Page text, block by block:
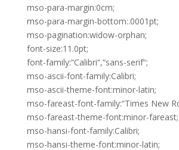
mso-para-margin:0cm;
mso-para-margin-bottom:.0001pt;
mso-pagination:widow-orphan;
font-size:11.0pt;
font-family:“Calibri“,“sans-serif“;
mso-ascii-font-family:Calibri;
mso-ascii-theme-font:minor-latin;
mso-fareast-font-family:“Times New
mso-fareast-theme-font:minor-fareast;
mso-hansi-font-family:Calibri;
mso-hansi-theme-font:minor-latin;